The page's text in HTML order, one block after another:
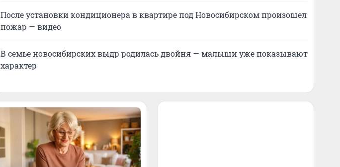
После установки кондиционера в квартире под Новосибирском произошел
пожар — видео
В семье новосибирских выдр родилась двойня — малыши уже показывают
характер